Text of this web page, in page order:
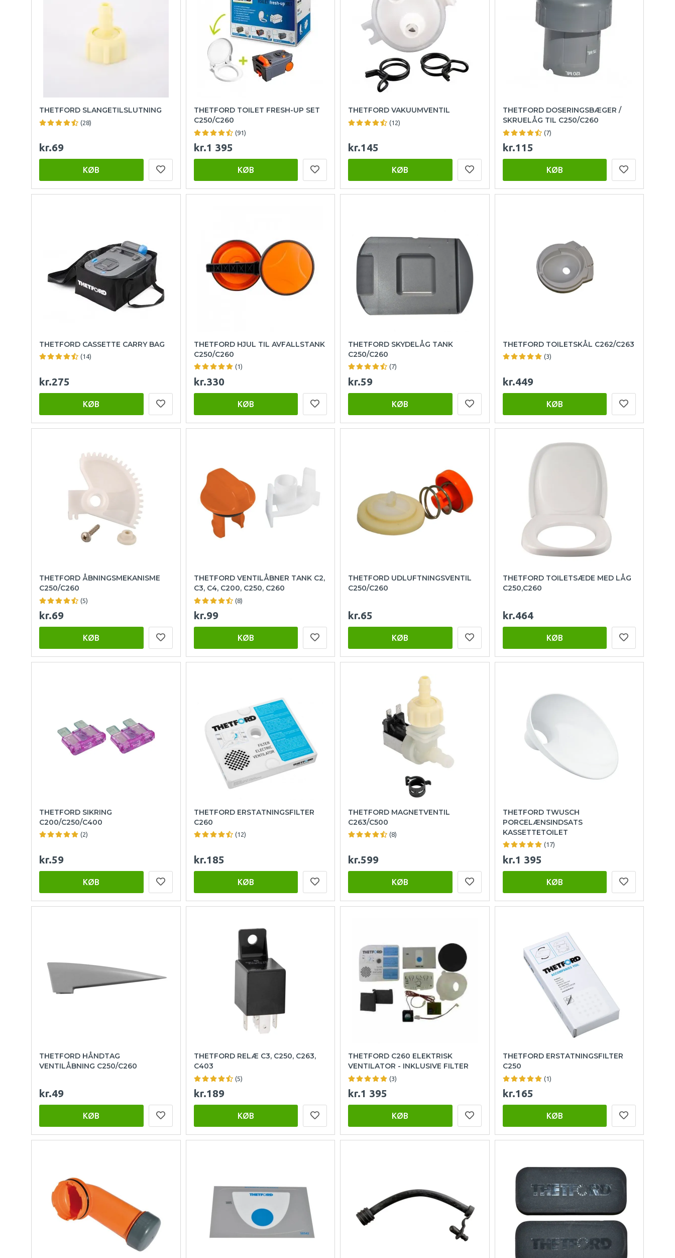
THETFORD SLANGETILSLUTNING
(28)
kr.69
KØB
THETFORD TOILET FRESH-UP SET
C250/C260
(91)
kr.1 395
KØB
THETFORD VAKUUMVENTIL
(12)
kr.145
KØB
THETFORD DOSERINGSBÆGER /
SKRUELÅG TIL C250/C260
(7)
kr.115
KØB
THETFORD CASSETTE CARRY BAG
(14)
kr.275
KØB
THETFORD HJUL TIL AVFALLSTANK
C250/C260
(1)
kr.330
KØB
THETFORD SKYDELÅG TANK
C250/C260
(7)
kr.59
KØB
THETFORD TOILETSKÅL C262/C263
(3)
kr.449
KØB
THETFORD ÅBNINGSMEKANISME
C250/C260
(5)
kr.69
KØB
THETFORD VENTILÅBNER TANK C2,
C3, C4, C200, C250, C260
(8)
kr.99
KØB
THETFORD UDLUFTNINGSVENTIL
C250/C260
kr.65
KØB
THETFORD TOILETSÆDE MED LÅG
C250,C260
kr.464
KØB
THETFORD SIKRING
C200/C250/C400
(2)
kr.59
KØB
THETFORD ERSTATNINGSFILTER
C260
(12)
kr.185
KØB
THETFORD MAGNETVENTIL
C263/C500
(8)
kr.599
KØB
THETFORD TWUSCH
PORCELÆNSINDSATS
KASSETTETOILET
(17)
kr.1 395
KØB
THETFORD HÅNDTAG
VENTILÅBNING C250/C260
kr.49
KØB
THETFORD RELÆ C3, C250, C263,
C403
(5)
kr.189
KØB
THETFORD C260 ELEKTRISK
VENTILATOR - INKLUSIVE FILTER
(3)
kr.1 395
KØB
THETFORD ERSTATNINGSFILTER
C250
(1)
kr.165
KØB